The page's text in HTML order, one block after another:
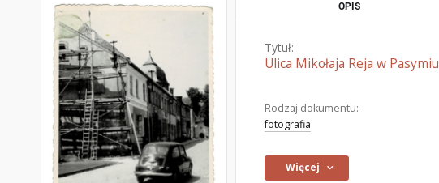
OPIS
Tytuł:
Ulica Mikołaja Reja w Pasymiu
Rodzaj dokumentu:
fotografia
Więcej